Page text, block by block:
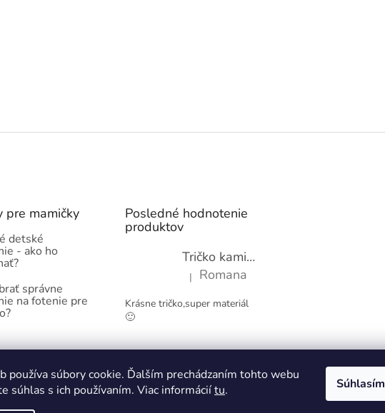
používa súbory cookie. Ďalším prechádzaním tohto webu
súhlas s ich používaním. Viac informáciítu. Súhlasím
pre mamičky
detské
- ako ho
správne
na fotenie pre
Posledné hodnotenie
produktov
Tričko kamióny pre chlapcov - novinka (98-134)
Hodnotenie produktu je 5 z 5 hviezdičiek.
| Romana
Krásne tričko,super materiál
🙂
Obchodné podmienky Kontakty